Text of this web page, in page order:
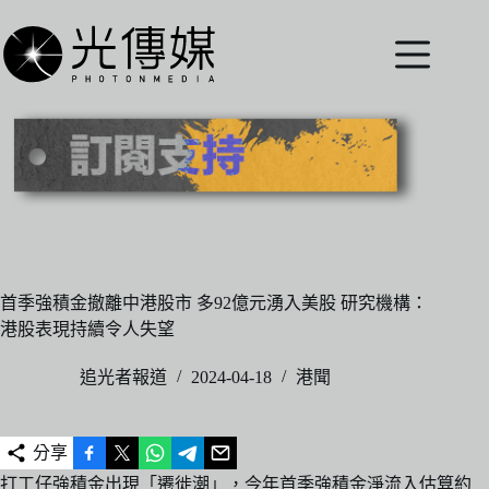
至
主
內
首季強積金撤離中港股市 多92億元湧入美股 研究機構：
港股表現持續令人失望
追光者報道 2024-04-18 港聞
分享
打工仔強積金出現「遷徙潮」，今年首季強積金淨流入估算約